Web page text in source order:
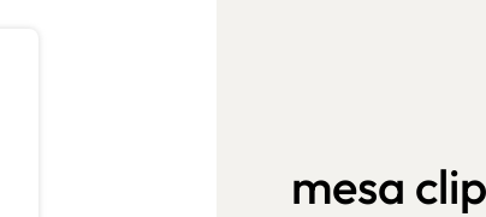
mesa clip